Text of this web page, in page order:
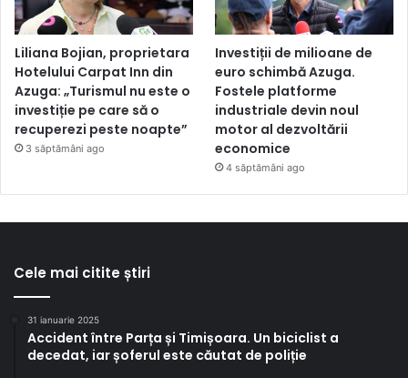
Liliana Bojian, proprietara
Hotelului Carpat Inn din
Azuga: „Turismul nu este o
investiție pe care să o
recuperezi peste noapte”
3 săptămâni ago
Investiții de milioane de
euro schimbă Azuga.
Fostele platforme
industriale devin noul
motor al dezvoltării
economice
4 săptămâni ago
Cele mai citite știri
31 ianuarie 2025
Accident între Parța și Timișoara. Un biciclist a
decedat, iar șoferul este căutat de poliție